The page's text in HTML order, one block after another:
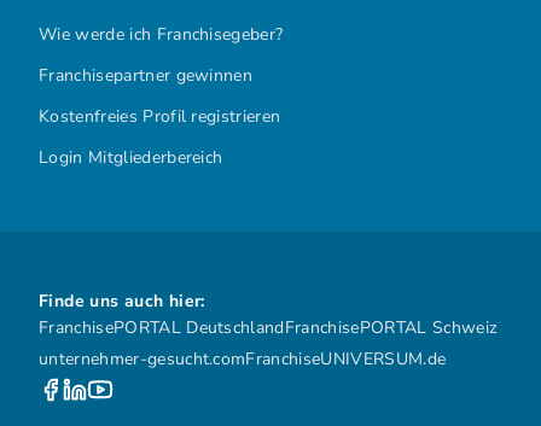
Wie werde ich Franchisegeber?
Franchisepartner gewinnen
Kostenfreies Profil registrieren
Login Mitgliederbereich
Finde uns auch hier:
FranchisePORTAL DeutschlandFranchisePORTAL Schweiz
unternehmer-gesucht.comFranchiseUNIVERSUM.de